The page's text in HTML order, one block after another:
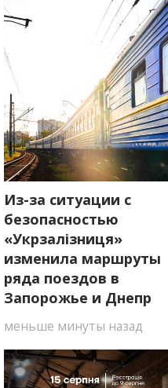
Из-за ситуации с
безопасностью
«Укрзалізниця»
изменила маршруты
ряда поездов в
Запорожье и Днепр
меньше минуты назад